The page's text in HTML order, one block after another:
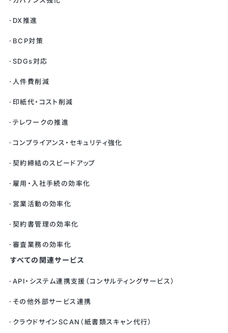
DX推進
BCP対策
SDGs対応
人件費削減
印紙代・コスト削減
テレワークの推進
コンプライアンス・セキュリティ強化
契約締結のスピードアップ
雇用・入社手続の効率化
営業活動の効率化
契約書管理の効率化
審査業務の効率化
すべての関連サービス
API・システム連携支援（コンサルティングサービス）
その他外部サービス連携
クラウドサインSCAN（紙書類スキャン代行）